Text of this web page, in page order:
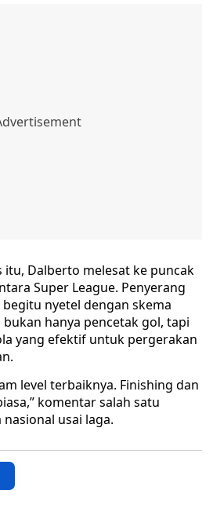
Dalberto melesat ke puncak
Super League. Penyerang
nyetel dengan skema
hanya pencetak gol, tapi
yang efektif untuk pergerakan
level terbaiknya. Finishing dan
komentar salah satu
usai laga.